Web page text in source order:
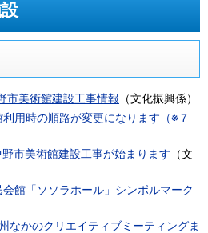
市美術館建設工事情報 （文化振興係）
用時の順路が変更になります（※７
野市美術館建設工事が始まります （文
館「ソソラホール」シンボルマーク
かのクリエイティブミーティングま